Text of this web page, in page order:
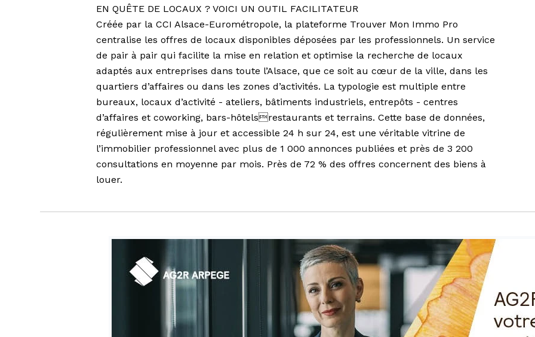
EN QUÊTE DE LOCAUX ? VOICI UN OUTIL FACILITATEUR
Créée par la CCI Alsace-Eurométropole, la plateforme Trouver Mon Immo Pro
centralise les offres de locaux disponibles déposées par les professionnels. Un service
de pair à pair qui facilite la mise en relation et optimise la recherche de locaux
adaptés aux entreprises dans toute l’Alsace, que ce soit au cœur de la ville, dans les
quartiers d’affaires ou dans les zones d’activités. La typologie est multiple entre
bureaux, locaux d’activité - ateliers, bâtiments industriels, entrepôts - centres
d’affaires et coworking, bars-hôtelsrestaurants et terrains. Cette base de données,
régulièrement mise à jour et accessible 24 h sur 24, est une véritable vitrine de
l’immobilier professionnel avec plus de 1 000 annonces publiées et près de 3 200
consultations en moyenne par mois. Près de 72 % des offres concernent des biens à
louer.